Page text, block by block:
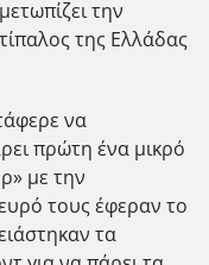
την
της Ελλάδας
να
πρώτη ένα μικρό
με την
τους έφεραν το
τα